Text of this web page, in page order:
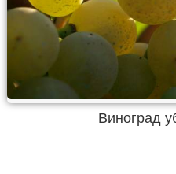
Виноград